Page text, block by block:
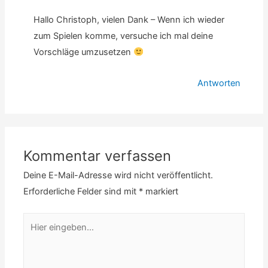
Hallo Christoph, vielen Dank – Wenn ich wieder
zum Spielen komme, versuche ich mal deine
Vorschläge umzusetzen
Antworten
Kommentar verfassen
Deine E-Mail-Adresse wird nicht veröffentlicht.
Erforderliche Felder sind mit * markiert